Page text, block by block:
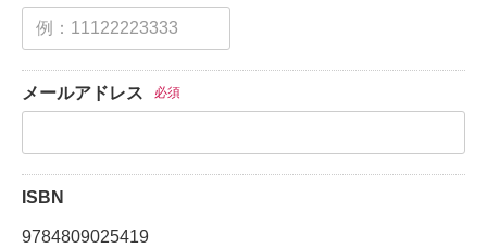
メールアドレス 必須
ISBN
9784809025419